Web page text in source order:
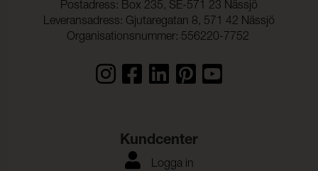
Postadress: Box 235, SE-571 23 Nässjö
Leveransadress: Gjutaregatan 8, 571 42 Nässjö
Organisationsnummer: 556220-7752
Kundcenter
Logga in